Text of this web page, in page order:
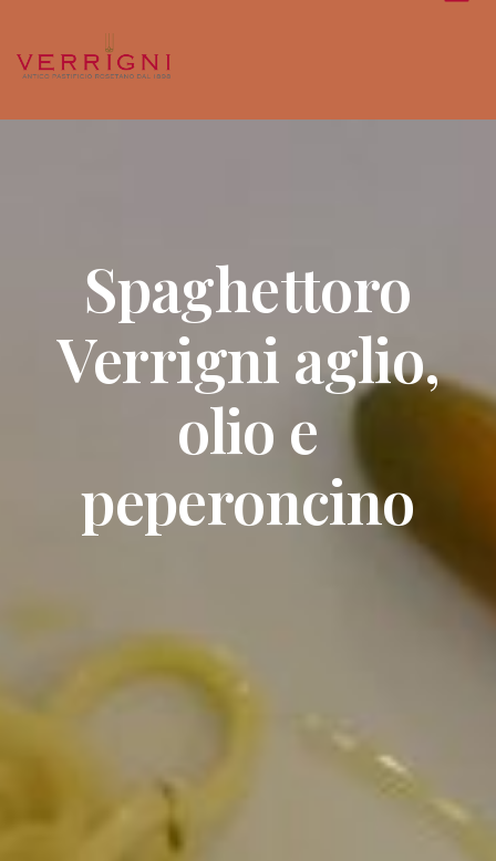
Spaghettoro
Verrigni aglio,
olio e
peperoncino